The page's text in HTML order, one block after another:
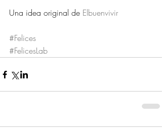
Una idea original de Elbuenvivir
#Felices
#FelicesLab